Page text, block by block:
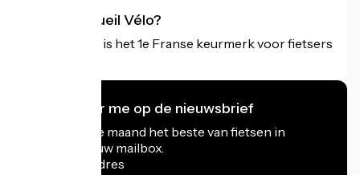
Wat is Accueil Vélo?
Accueil Vélo is het 1e Franse keurmerk voor fietsers
Ik abonneer me op de nieuwsbrief
Ontvang elke maand het beste van fietsen in
Frankrijk in uw mailbox.
Mijn e-mailadres